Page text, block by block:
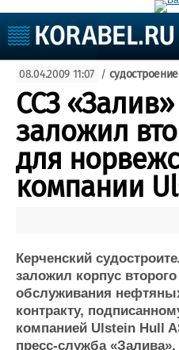
Судоходство
Судоремонт
События
Порты
ВМФ
Образование
Яхты и катера
Еще
Пульс
Новости
Компании
Репутация
Работа
08.04.2009 11:07 / судостроение
ССЗ
заложил
для
компании
Керченский
заложил корпус
обслуживания
контракту,
компанией Ulstein Hull
пресс-служба «Залива»,